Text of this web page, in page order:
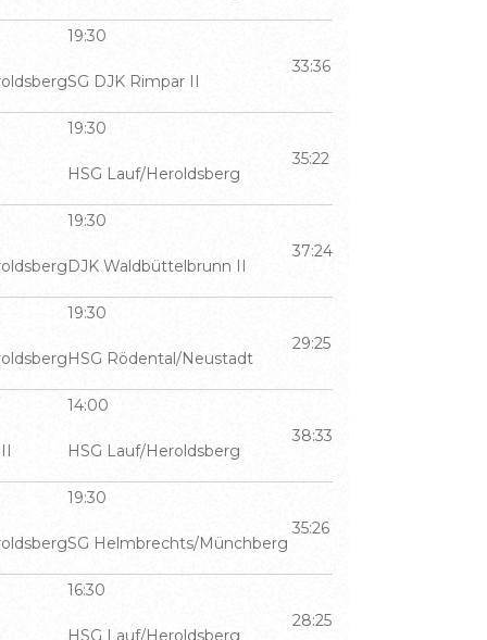
19:30
SG DJK Rimpar II
33:36
19:30
HSG Lauf/Heroldsberg
35:22
19:30
DJK Waldbüttelbrunn II
37:24
19:30
HSG Rödental/Neustadt
29:25
14:00
HSG Lauf/Heroldsberg
38:33
19:30
SG Helmbrechts/Münchberg
35:26
16:30
HSG Lauf/Heroldsberg
28:25